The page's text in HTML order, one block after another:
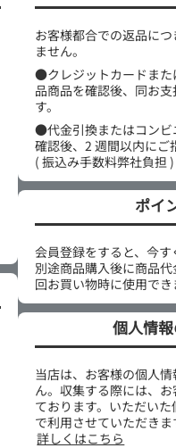
お客様都合での返品に
ません。
●クレジットカードまた
品商品を確認後、同お
す。
●代金引換またはコンビ
確認後、2 週間以内にご
( 振込み手数料弊社負担 )
ポイ
会員登録をすると、今す
別途商品購入後に商品
回お買い物時に使用でき
個人情
当店は、お客様の個人
ん。収集する際には、
ております。いただい
で利用させていただきま
詳しくはこちら